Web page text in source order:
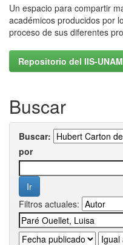
Un espacio para compartir
académicos producidos por
proceso de sus diferentes
Repositorio del IIS-UNAM
Buscar
Buscar:
por
Filtros actuales: